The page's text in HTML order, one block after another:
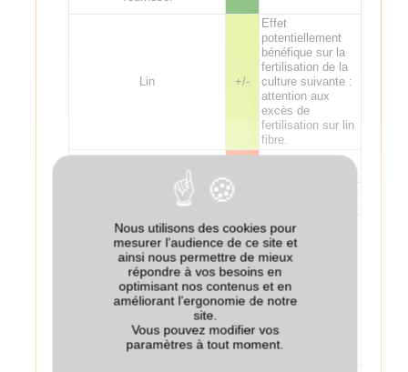
Lin +/-
Effet
potentiellement
bénéfique sur la
fertilisation de la
culture suivante :
attention aux
excès de
fertilisation sur lin
fibre.
Tabac (Burley)
Chanvre ++
Quelles que
soient les
espèces de
couvert, éviter les
destructions
tardives (proches
limiter les effets
dépressifs sur le
Nous utilisons des cookies pour
mesurer l’audience de ce site et
ainsi nous permettre de mieux
répondre à vos besoins en
optimisant nos contenus et en
améliorant l’ergonomie de notre
site.
Vous pouvez modifier vos
paramètres à tout moment.